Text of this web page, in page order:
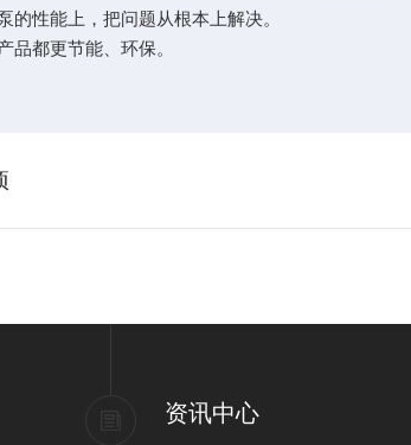
性能上，把问题从根本上解决。
都更节能、环保。
资讯中心